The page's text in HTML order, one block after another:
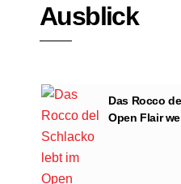
Ausblick
Das Rocco
Open Flair